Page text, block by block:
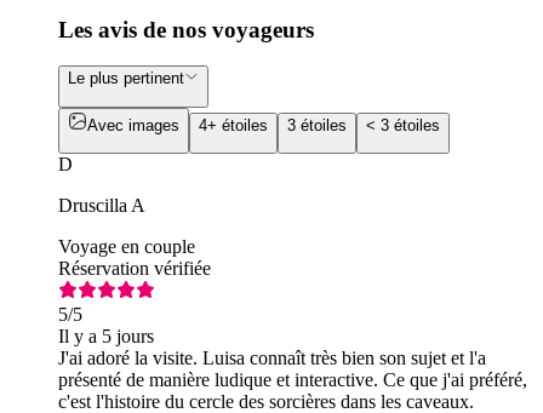
Les avis de nos voyageurs
Le plus pertinent
Avec images 4+ étoiles 3 étoiles < 3 étoiles
D
Druscilla A
Voyage en couple
Réservation vérifiée
5/5
Il y a 5 jours
J'ai adoré la visite. Luisa connaît très bien son sujet et l'a
présenté de manière ludique et interactive. Ce que j'ai préféré,
c'est l'histoire du cercle des sorcières dans les caveaux.